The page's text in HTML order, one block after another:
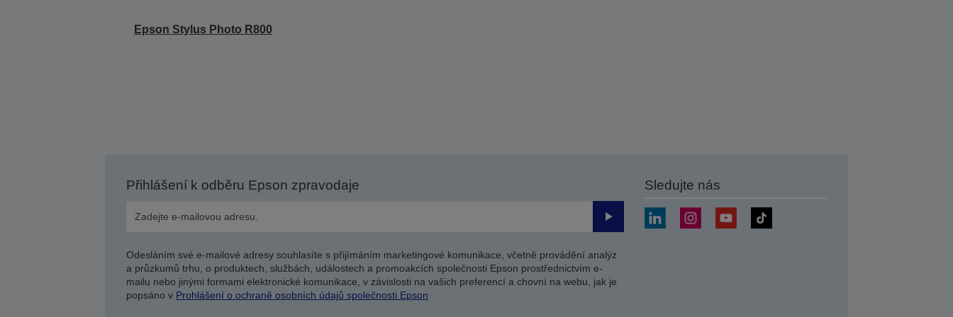
Epson Stylus Photo R800
Přihlášení k odběru Epson zpravodaje
Odeslat
Odesláním své e-mailové adresy souhlasíte s přijímáním marketingové komunikace, včetně provádění analýz
a průzkumů trhu, o produktech, službách, událostech a promoakcích společnosti Epson prostřednictvím e-
mailu nebo jinými formami elektronické komunikace, v závislosti na vašich preferencí a chovní na webu, jak je
popsáno v Prohlášení o ochraně osobních údajů společnosti Epson
Sledujte nás